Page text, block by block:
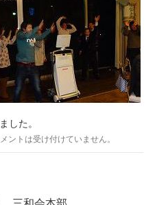
した。
ントは受け付けていません。